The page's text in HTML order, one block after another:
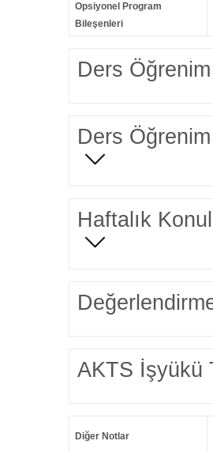
Opsiyonel Program
Bileşenleri
Ders Öğrenim
Ders Öğrenim
Haftalık
AKTS İşyükü
Diğer Notlar